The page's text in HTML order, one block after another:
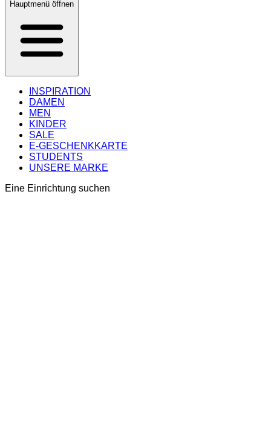
Hauptmenü öffnen
INSPIRATION
DAMEN
MEN
KINDER
SALE
E-GESCHENKKARTE
STUDENTS
UNSERE MARKE
Eine Einrichtung suchen